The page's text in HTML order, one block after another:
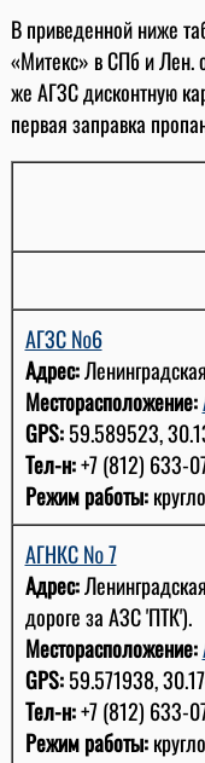
В приведенной ниже
«Митекс» в СПб и Лен.
же АГЗС дисконтную
первая заправка
АГЗС №6
Адрес:
Месторасположение:
GPS:59.589523,
Тел-н:+7 (812) 633-
Режим работы:
АГНКС № 7
Адрес:
дороге за АЗС 'ПТК').
Месторасположение:
GPS:59.571938,
Тел-н:+7 (812) 633-
Режим работы: